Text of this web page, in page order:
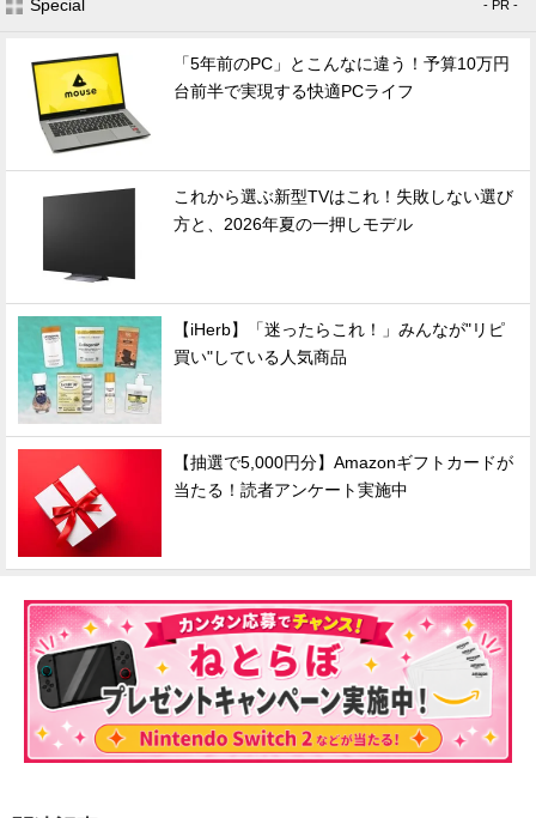
Special - PR -
「5年前のPC」とこんなに違う！予算10万円
台前半で実現する快適PCライフ
これから選ぶ新型TVはこれ！失敗しない選び
方と、2026年夏の一押しモデル
【iHerb】「迷ったらこれ！」みんなが"リピ
買い"している人気商品
【抽選で5,000円分】Amazonギフトカードが
当たる！読者アンケート実施中